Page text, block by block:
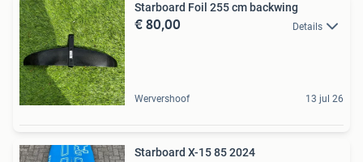
Starboard Foil 255 cm backwing
€ 80,00 Details
Wervershoof 13 jul 26
Starboard X-15 85 2024